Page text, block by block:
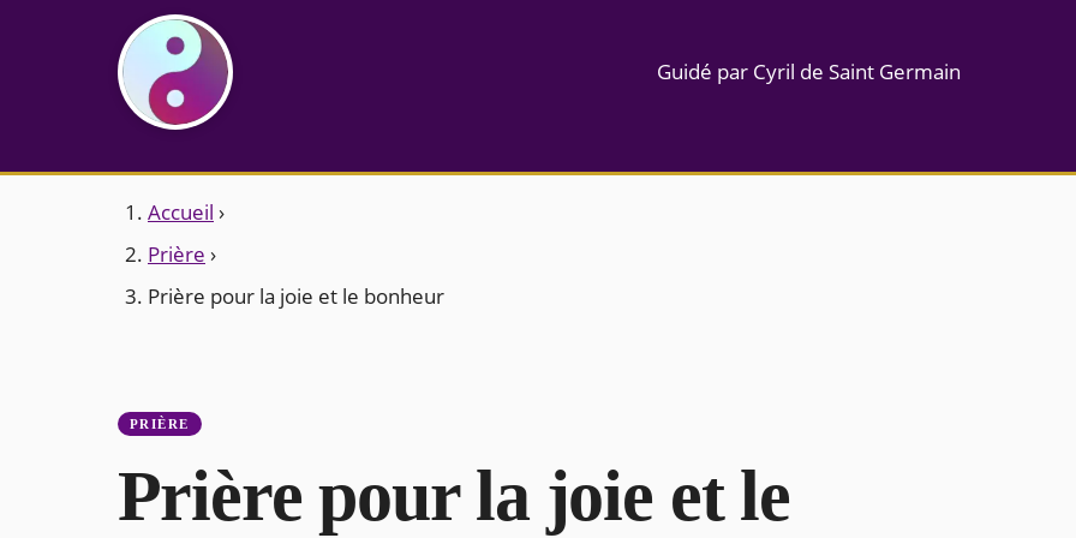
Guidé par Cyril de Saint Germain
Accueil ›
Prière ›
Prière pour la joie et le bonheur
PRIÈRE
Prière pour la joie et le